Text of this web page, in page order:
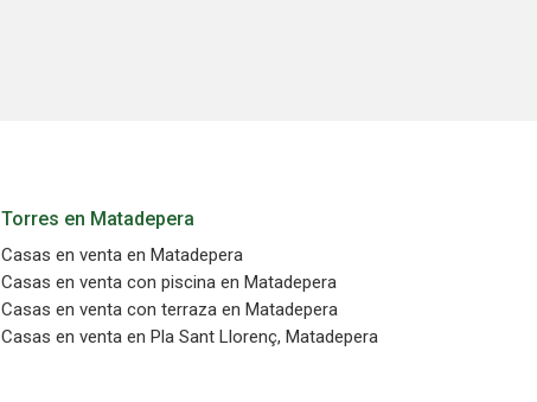
Torres en Matadepera
Casas en venta en Matadepera
Casas en venta con piscina en Matadepera
Casas en venta con terraza en Matadepera
Casas en venta en Pla Sant Llorenç, Matadepera